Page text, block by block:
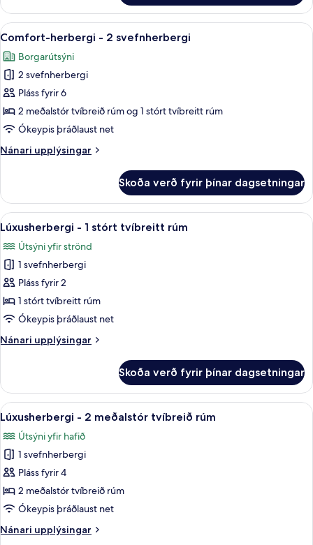
herbergi
2
tvíbreið
rúm
Skoða
allar
myndir
fyrir
Comfort-
herbergi
-
svefnherbergi
Comfort-herbergi - 2 svefnherbergi
6
Comfort-herbergi - 2 svefnherbergi
Borgarútsýni
2 svefnherbergi
Pláss fyrir 6
2 meðalstór tvíbreið rúm og 1 stórt tvíbreitt rúm
Ókeypis þráðlaust net
Nánari upplýsingar
Nánari
herbergi
2
svefnherbergi
Skoða verð fyrir þínar dagsetningar
Skoða
allar
myndir
fyrir
Lúxusherbergi
-
1
tvíbreitt
Lúxusherbergi - 1 stórt tvíbreitt
8
Lúxusherbergi - 1 stórt tvíbreitt rúm
Útsýni yfir strönd
1 svefnherbergi
Pláss fyrir 2
1 stórt tvíbreitt rúm
Ókeypis þráðlaust net
Nánari upplýsingar
Nánari
-
stórt
rúm
Skoða verð fyrir þínar dagsetningar
Skoða
allar
myndir
fyrir
Lúxusherbergi
-
2
tvíbreið
Lúxusherbergi - 2 meðalstór
7
Lúxusherbergi - 2 meðalstór tvíbreið rúm
Útsýni yfir hafið
1 svefnherbergi
Pláss fyrir 4
2 meðalstór tvíbreið rúm
Ókeypis þráðlaust net
Nánari upplýsingar
Nánari